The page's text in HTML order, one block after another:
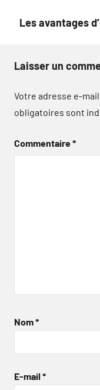
Les avantages
Laisser un
Votre adresse e-
obligatoires sont
Commentaire*
Nom*
E-mail *